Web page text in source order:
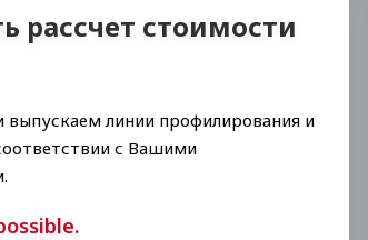
рассчет стоимости
линии профилирования и
с Вашими